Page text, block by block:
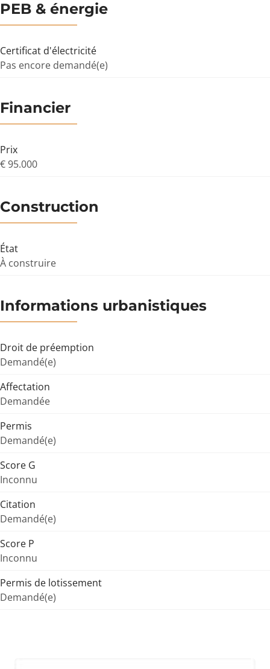
PEB & énergie
Certificat d'électricité
Pas encore demandé(e)
Financier
Prix
€ 95.000
Construction
État
À construire
Informations urbanistiques
Droit de préemption
Demandé(e)
Affectation
Demandée
Permis
Demandé(e)
Score G
Inconnu
Citation
Demandé(e)
Score P
Inconnu
Permis de lotissement
Demandé(e)